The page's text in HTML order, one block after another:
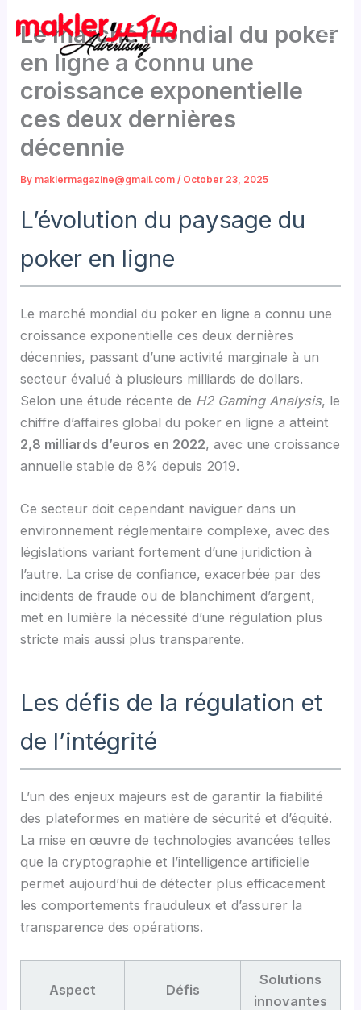
Le marché mondial du poker
en ligne a connu une
croissance exponentielle
ces deux dernières
décennie
By maklermagazine@gmail.com/ October 23, 2025
L’évolution du paysage du
poker en ligne
Le marché mondial du poker en ligne a connu une
croissance exponentielle ces deux dernières
décennies, passant d’une activité marginale à un
secteur évalué à plusieurs milliards de dollars.
Selon une étude récente de H2 Gaming Analysis, le
chiffre d’affaires global du poker en ligne a atteint
2,8 milliards d’euros en 2022, avec une croissance
annuelle stable de 8% depuis 2019.
Ce secteur doit cependant naviguer dans un
environnement réglementaire complexe, avec des
législations variant fortement d’une juridiction à
l’autre. La crise de confiance, exacerbée par des
incidents de fraude ou de blanchiment d’argent,
met en lumière la nécessité d’une régulation plus
stricte mais aussi plus transparente.
Les défis de la régulation et
de l’intégrité
L’un des enjeux majeurs est de garantir la fiabilité
des plateformes en matière de sécurité et d’équité.
La mise en œuvre de technologies avancées telles
que la cryptographie et l’intelligence artificielle
permet aujourd’hui de détecter plus efficacement
les comportements frauduleux et d’assurer la
transparence des opérations.
Aspect Défis
Solutions
innovantes